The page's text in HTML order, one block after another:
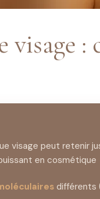
visage peut retenir
en cosmétique
différents